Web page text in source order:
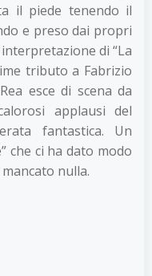
il piede tenendo il
e preso dai propri
di “La
tributo a Fabrizio
esce di scena da
applausi del
fantastica. Un
che ci ha dato modo
nulla.